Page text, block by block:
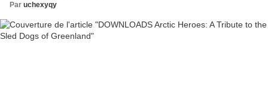
Par uchexyqy